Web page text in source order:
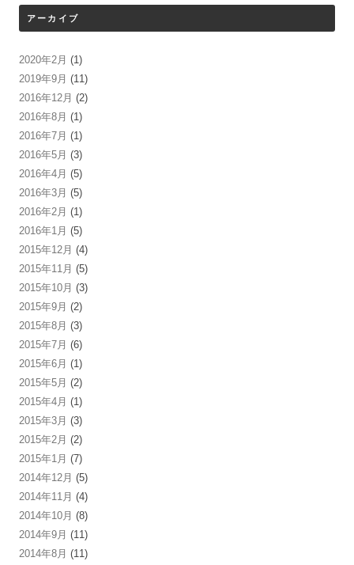
アーカイブ
2020年2月 (1)
2019年9月 (11)
2016年12月 (2)
2016年8月 (1)
2016年7月 (1)
2016年5月 (3)
2016年4月 (5)
2016年3月 (5)
2016年2月 (1)
2016年1月 (5)
2015年12月 (4)
2015年11月 (5)
2015年10月 (3)
2015年9月 (2)
2015年8月 (3)
2015年7月 (6)
2015年6月 (1)
2015年5月 (2)
2015年4月 (1)
2015年3月 (3)
2015年2月 (2)
2015年1月 (7)
2014年12月 (5)
2014年11月 (4)
2014年10月 (8)
2014年9月 (11)
2014年8月 (11)